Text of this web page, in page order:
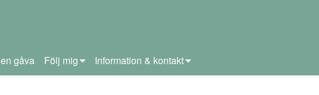
gåva Följ mig Information & kontakt